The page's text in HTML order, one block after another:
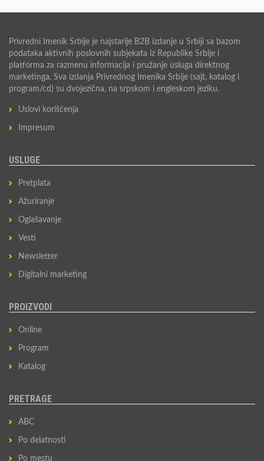
Privredni Imenik Srbije je najstarije B2B izdanje u Srbiji sa bazom
podataka aktivnih poslovnih subjekata iz Republike Srbije i
platforma za razmenu informacija i pružanje usluga direktnog
marketinga. Sva izdanja Privrednog Imenika Srbije (sajt, katalog i
program/cd) su dvojezična, na srpskom i engleskom jeziku.
Uslovi korišćenja
Impresum
USLUGE
Pretplata
Ažuriranje
Oglašavanje
Vesti
Newsletter
Digitalni marketing
PROIZVODI
Online
Program
Katalog
PRETRAGE
ABC
Po delatnosti
Po mestu